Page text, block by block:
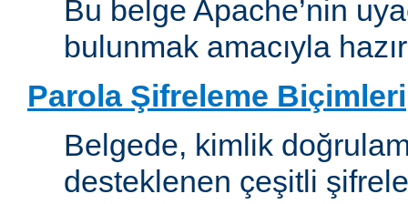
Bu belge Apache’nin
bulunmak amacıyla
Parola Şifreleme Biçimleri
Belgede, kimlik
desteklenen çeşitli